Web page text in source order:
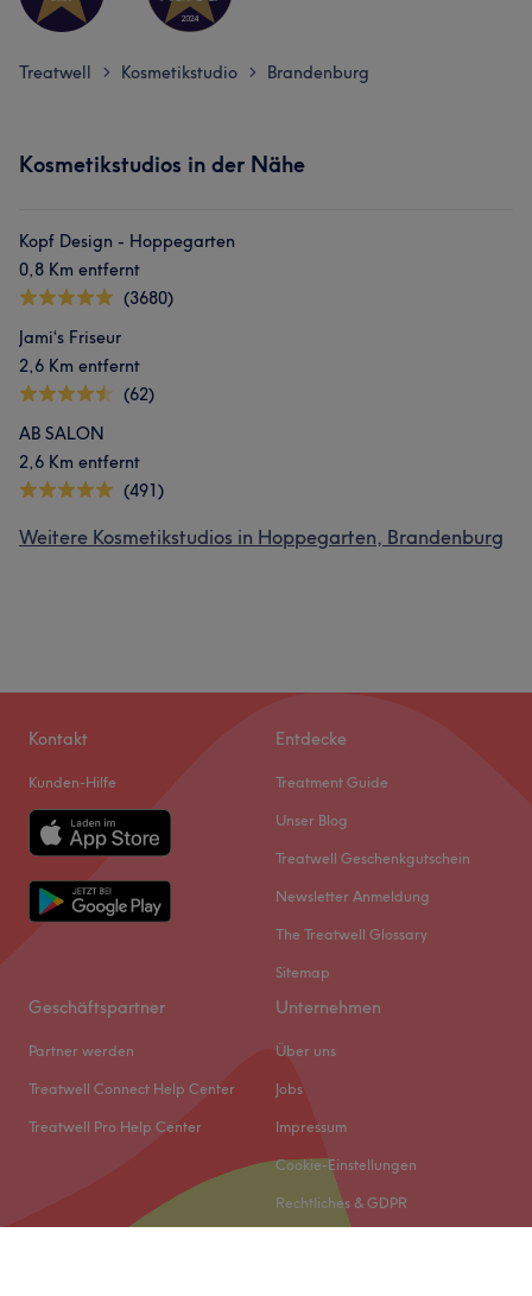
Treatwell > Kosmetikstudio > Brandenburg
Kosmetikstudios in der Nähe
Kopf Design - Hoppegarten
0,8 Km entfernt
(3680)
Jami‘s Friseur
2,6 Km entfernt
(62)
AB SALON
2,6 Km entfernt
(491)
Weitere Kosmetikstudios in Hoppegarten, Brandenburg
Kontakt
Kunden-Hilfe
Entdecke
Treatment Guide
Unser Blog
Treatwell Geschenkgutschein
Newsletter Anmeldung
The Treatwell Glossary
Sitemap
Geschäftspartner
Partner werden
Treatwell Connect Help Center
Treatwell Pro Help Center
Unternehmen
Über uns
Jobs
Impressum
Cookie-Einstellungen
Rechtliches & GDPR